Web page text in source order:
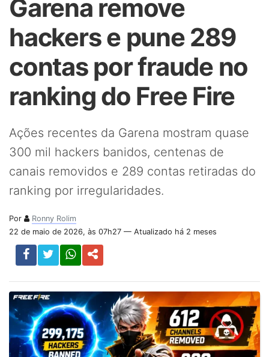
Garena remove
hackers e pune 289
contas por fraude no
ranking do Free Fire
Ações recentes da Garena mostram quase
300 mil hackers banidos, centenas de
canais removidos e 289 contas retiradas do
ranking por irregularidades.
Por
Ronny Rolim
22 de maio de 2026, às 07h27 — Atualizado há 2 meses